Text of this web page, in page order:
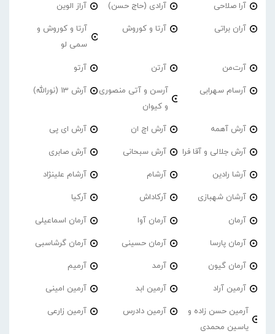
آرا صلاحی آرادی (حاج حسن) آراز الوین
آران براتی آرتا و کوروش
آرتا و کوروش و
سمی لو
آرت‌من آرتن آرتو
آرسام سهرابی
آرسن و آتی منصوری
و کیوان
آرش 13 (نورالله)
آرش آهمه آرش اچ ان آرش ای پی
آرش جلالی و آقا فرا آرش سبحانی آرش صابری
آرشا رادین آرشام آرشام علینژاد
آرشان شهبازی آرکاداش آرکیا
آرمان آرمان آوا آرمان اسماعیلی
آرمان پارسا آرمان حسینی آرمان گرشاسبی
آرمان گیون آرمد آرمیم
آرمین آراد آرمین ابد آرمین امینی
آرمین حسن زاده و
یاسین محمدی
آرمین دادرس آرمین زارعی